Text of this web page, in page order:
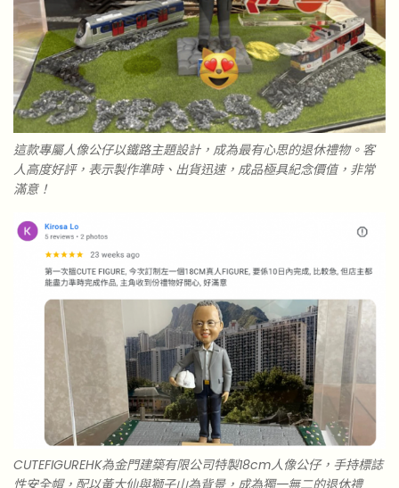
這款專屬人像公仔以鐵路主題設計，成為最有心思的退休禮物。客
人高度好評，表示製作準時、出貨迅速，成品極具紀念價值，非常
滿意！
CUTEFIGUREHK為金門建築有限公司特製18cm人像公仔，手持標誌